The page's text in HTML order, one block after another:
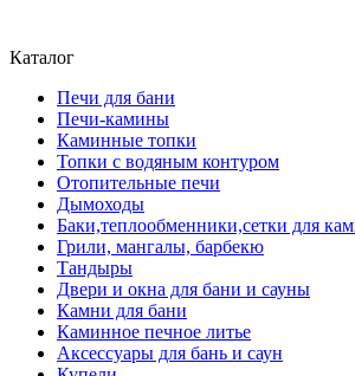
Каталог
Печи для бани
Печи-камины
Каминные топки
Топки с водяным контуром
Отопительные печи
Дымоходы
Баки,теплообменники,сетки для
Грили, мангалы, барбекю
Тандыры
Двери и окна для бани и сауны
Камни для бани
Каминное печное литье
Аксессуары для бань и саун